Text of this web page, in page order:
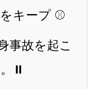
キープ ⚾️
事故を起こ
⏸️